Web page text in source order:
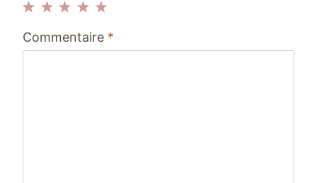
étoiles
étoiles
étoiles
étoiles
étoile
Commentaire *